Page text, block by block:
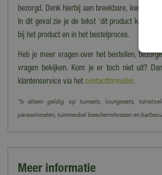
bezorgd. Denk hierbij aan breekbare,
In dit geval zie je de tekst 'dit product kan
bij het product en in het bestelproces.
Heb je meer vragen over het bestellen,
vragen bekijken. Kom je er toch niet uit?
klantenservice via het contactformulier.
*Is alleen geldig op tuinsets, loungesets,
parasolvoeten, tuinmeubel beschermhoezen en
Meer informatie